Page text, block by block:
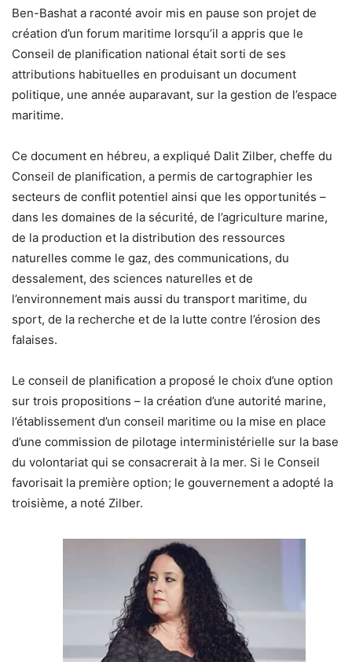
Ben-Bashat a raconté avoir mis en pause son projet de
création d’un forum maritime lorsqu’il a appris que le
Conseil de planification national était sorti de ses
attributions habituelles en produisant un document
politique, une année auparavant, sur la gestion de l’espace
maritime.
Ce document en hébreu, a expliqué Dalit Zilber, cheffe du
Conseil de planification, a permis de cartographier les
secteurs de conflit potentiel ainsi que les opportunités –
dans les domaines de la sécurité, de l’agriculture marine,
de la production et la distribution des ressources
naturelles comme le gaz, des communications, du
dessalement, des sciences naturelles et de
l’environnement mais aussi du transport maritime, du
sport, de la recherche et de la lutte contre l’érosion des
falaises.
Le conseil de planification a proposé le choix d’une option
sur trois propositions – la création d’une autorité marine,
l’établissement d’un conseil maritime ou la mise en place
d’une commission de pilotage interministérielle sur la base
du volontariat qui se consacrerait à la mer. Si le Conseil
favorisait la première option; le gouvernement a adopté la
troisième, a noté Zilber.